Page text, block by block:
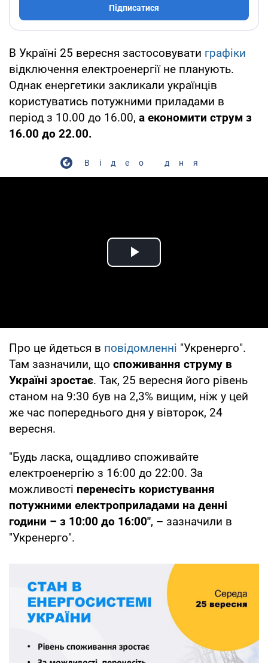
Підписатися
В Україні 25 вересня застосовувати графіки
відключення електроенергії не планують.
Однак енергетики закликали українців
користуватись потужними приладами в
період з 10.00 до 16.00, а економити струм з
16.00 до 22.00.
Відео дня
Play Video
Про це йдеться в повідомленні "Укренерго".
Там зазначили, що споживання струму в
Україні зростає. Так, 25 вересня його рівень
станом на 9:30 був на 2,3% вищим, ніж у цей
же час попереднього дня у вівторок, 24
вересня.
"Будь ласка, ощадливо споживайте
електроенергію з 16:00 до 22:00. За
можливості перенесіть користування
потужними електроприладами на денні
години – з 10:00 до 16:00", – зазначили в
"Укренерго".